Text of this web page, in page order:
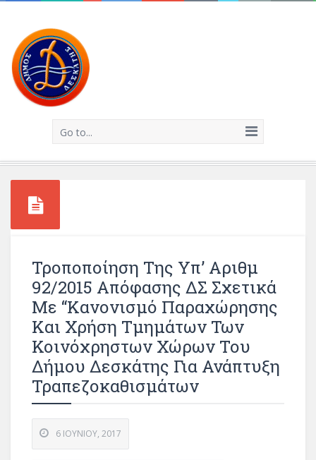
Go to...
Τροποποίηση Της Υπ’ Αριθμ
92/2015 Απόφασης ΔΣ Σχετικά
Με “Κανονισμό Παραχώρησης
Και Χρήση Τμημάτων Των
Κοινόχρηστων Χώρων Του
Δήμου Δεσκάτης Για Ανάπτυξη
Τραπεζοκαθισμάτων
6 ΙΟΥΝΊΟΥ, 2017